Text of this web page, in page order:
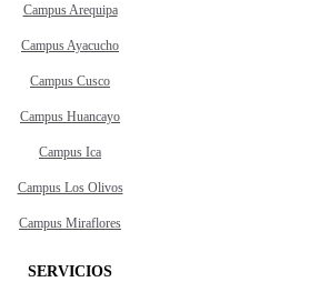
Campus Arequipa
Campus Ayacucho
Campus Cusco
Campus Huancayo
Campus Ica
Campus Los Olivos
Campus Miraflores
SERVICIOS